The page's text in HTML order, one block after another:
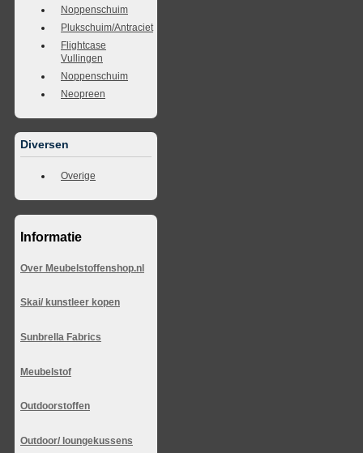
Noppenschuim
Plukschuim/Antraciet
Flightcase
Vullingen
Noppenschuim
Neopreen
Diversen
Overige
Informatie
Over Meubelstoffenshop.nl
Skai/ kunstleer kopen
Sunbrella Fabrics
Meubelstof
Outdoorstoffen
Outdoor/ loungekussens